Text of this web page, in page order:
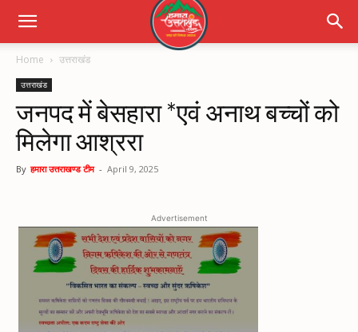
Home उत्तराखंड
उत्तराखंड
जनपद में बेसहारा *एवं अनाथ बच्चों को
मिलेगा आश्ररा
By हमारा उत्तराखण्ड टीम - April 9, 2025
Advertisement